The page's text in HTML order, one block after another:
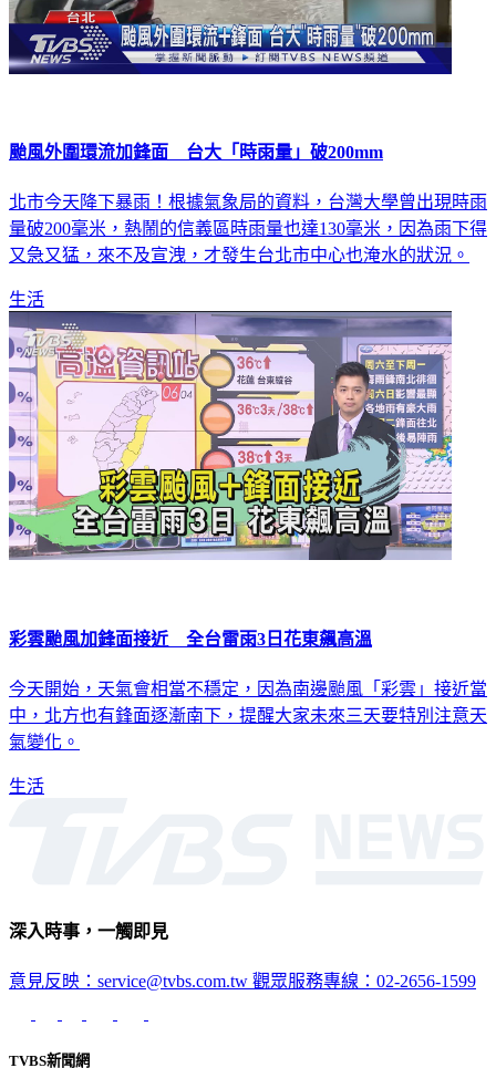
颱風外圍環流加鋒面 台大「時雨量」破200mm
北市今天降下暴雨！根據氣象局的資料，台灣大學曾出現時雨
量破200毫米，熱鬧的信義區時雨量也達130毫米，因為雨下得
又急又猛，來不及宣洩，才發生台北市中心也淹水的狀況。
生活
彩雲颱風加鋒面接近 全台雷雨3日花東飆高溫
今天開始，天氣會相當不穩定，因為南邊颱風「彩雲」接近當
中，北方也有鋒面逐漸南下，提醒大家未來三天要特別注意天
氣變化。
生活
深入時事，一觸即見
意見反映：service@tvbs.com.tw 觀眾服務專線：02-2656-1599
TVBS新聞網